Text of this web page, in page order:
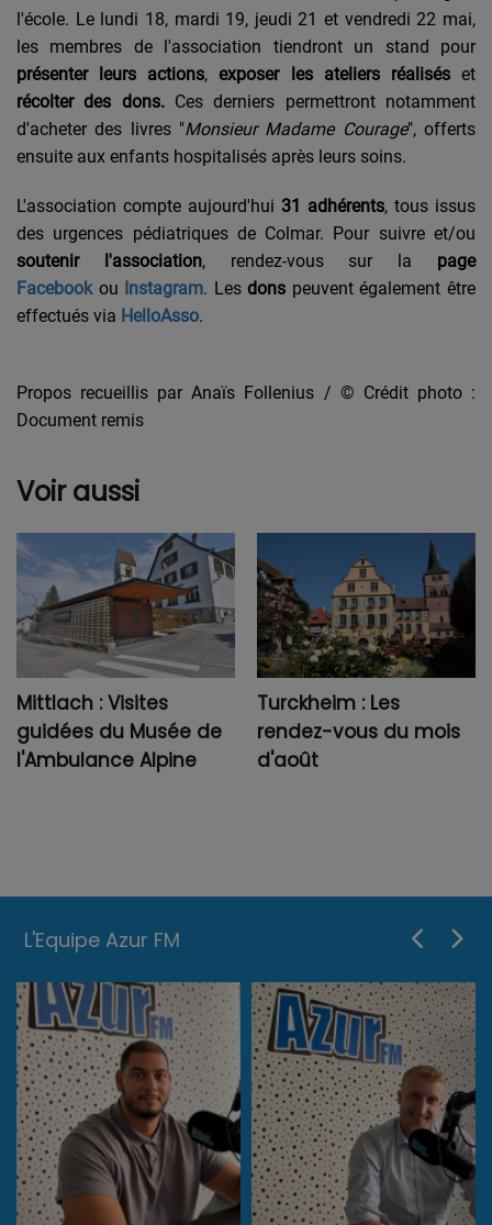
l'école. Le lundi 18, mardi 19, jeudi 21 et vendredi 22 mai,
les membres de l'association tiendront un stand pour
présenter leurs actions,exposer les ateliers réaliséset
récolter des dons.Ces derniers permettront notamment
d'acheter des livres "Monsieur Madame Courage", offerts
ensuite aux enfants hospitalisés après leurs soins.
L'association compte aujourd'hui 31 adhérents, tous issus
des urgences pédiatriques de Colmar. Pour suivre et/ou
soutenir l'association, rendez-vous sur la page
Facebookou Instagram. Lesdons peuvent également être
effectués via HelloAsso.
Propos recueillis par Anaïs Follenius / © Crédit photo :
Document remis
Voir aussi
Mittlach : Visites
guidées du Musée de
l'Ambulance Alpine
Turckheim : Les
rendez-vous du mois
d'août
L'Equipe Azur FM